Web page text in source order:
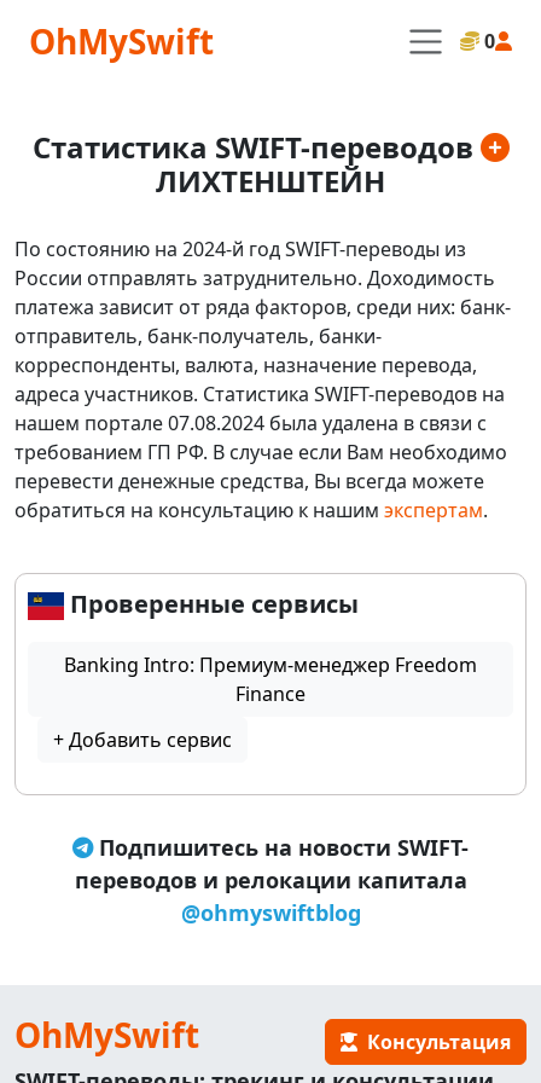
OhMySwift 0
Статистика SWIFT-переводов
ЛИХТЕНШТЕЙН
По состоянию на 2024-й год SWIFT-переводы из
России отправлять затруднительно. Доходимость
платежа зависит от ряда факторов, среди них: банк-
отправитель, банк-получатель, банки-
корреспонденты, валюта, назначение перевода,
адреса участников. Статистика SWIFT-переводов на
нашем портале 07.08.2024 была удалена в связи с
требованием ГП РФ. В случае если Вам необходимо
перевести денежные средства, Вы всегда можете
обратиться на консультацию к нашим экспертам.
Проверенные сервисы
Banking Intro: Премиум-менеджер Freedom
Finance
+ Добавить сервис
Подпишитесь на новости SWIFT-
переводов и релокации капитала
@ohmyswiftblog
OhMySwift Консультация